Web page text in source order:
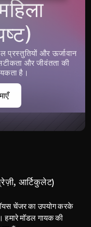
प्रस्तुतियों और ऊर्जावान
और जीवंतता की
है।
आर्टिकुलेट)
चेंजर का उपयोग करके
हमारे मॉडल गायक की